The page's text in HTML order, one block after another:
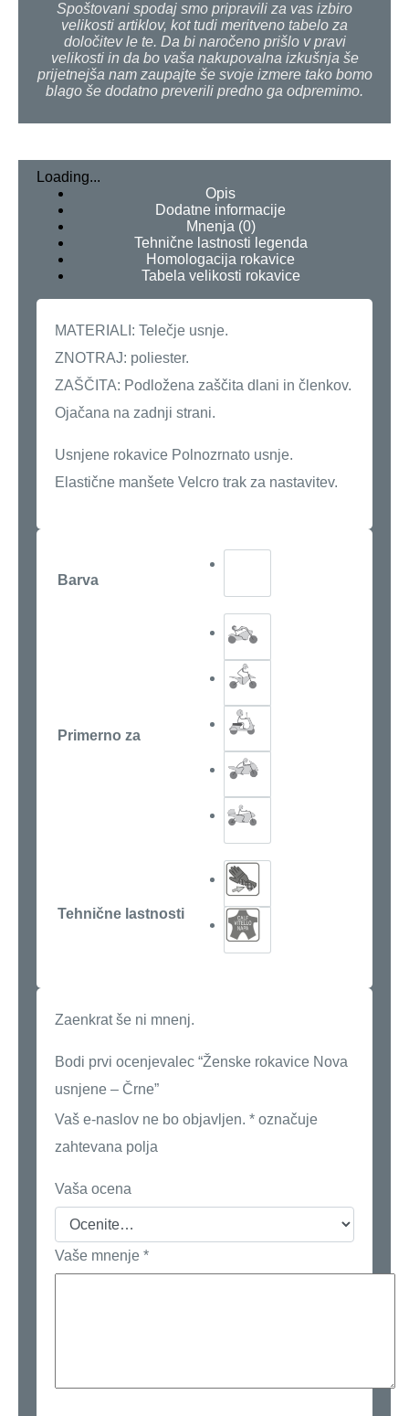
Spoštovani spodaj smo pripravili za vas izbiro
velikosti artiklov, kot tudi meritveno tabelo za
določitev le te. Da bi naročeno prišlo v pravi
velikosti in da bo vaša nakupovalna izkušnja še
prijetnejša nam zaupajte še svoje izmere tako bomo
blago še dodatno preverili predno ga odpremimo.
Loading...
Opis
Dodatne informacije
Mnenja (0)
Tehnične lastnosti legenda
Homologacija rokavice
Tabela velikosti rokavice
MATERIALI: Telečje usnje.
ZNOTRAJ: poliester.
ZAŠČITA: Podložena zaščita dlani in členkov.
Ojačana na zadnji strani.
Usnjene rokavice Polnozrnato usnje.
Elastične manšete Velcro trak za nastavitev.
Barva
Primerno za
Tehnične lastnosti
Zaenkrat še ni mnenj.
Bodi prvi ocenjevalec “Ženske rokavice Nova
usnjene – Črne”
Vaš e-naslov ne bo objavljen. * označuje
zahtevana polja
Vaša ocena
Vaše mnenje *